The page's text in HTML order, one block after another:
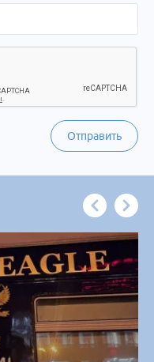
Отправить